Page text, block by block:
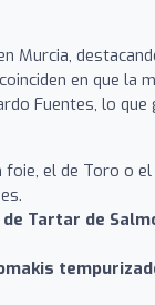
Murcia,
en que la
Fuentes, lo que
el de Toro o
Tartar de